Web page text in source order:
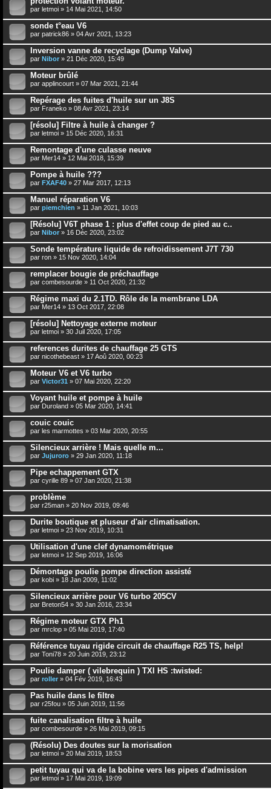
par letmoi » 14 Mai 2021, 14:50
sonde t°eau V6
par patrick86 » 04 Avr 2021, 13:23
Inversion vanne de recyclage (Dump Valve)
par Nibor » 21 Déc 2020, 15:49
Moteur brûlé
par applincourt » 07 Mar 2021, 21:44
Repérage des fuites d'huile sur un J8S
par Franeko » 08 Avr 2021, 23:14
[résolu] Filtre à huile à changer ?
par letmoi » 15 Déc 2020, 16:31
Remontage d'une culasse neuve
par Mer14 » 12 Mai 2018, 15:39
Pompe à huile ???
par FXAF40 » 27 Mar 2017, 12:13
Manuel réparation V6
par piemchien » 11 Jan 2021, 10:03
[Résolu] V6T phase 1 : plus d'effet coup de pied au c..
par Nibor » 16 Déc 2020, 23:02
Sonde température liquide de refroidissement J7T 730
par ron » 15 Nov 2020, 14:04
remplacer bougie de préchauffage
par combesourde » 11 Oct 2020, 21:32
Régime maxi du 2.1TD. Rôle de la membrane LDA
par Mer14 » 13 Oct 2017, 22:08
[résolu] Nettoyage externe moteur
par letmoi » 30 Juil 2020, 17:05
references durites de chauffage 25 GTS
par nicothebeast » 17 Aoû 2020, 00:23
Moteur V6 et V6 turbo
par Victor31 » 07 Mai 2020, 22:20
Voyant huile et pompe à huile
par Duroland » 05 Mar 2020, 14:41
couic couic
par les marmottes » 03 Mar 2020, 20:55
Silencieux arrière ! Mais quelle m...
par Jujuroro » 29 Jan 2020, 11:18
Pipe echappement GTX
par cyrille 89 » 07 Jan 2020, 21:38
problème
par r25man » 20 Nov 2019, 09:46
Durite boutique et pluseur d'air climatisation.
par letmoi » 23 Nov 2019, 10:31
Utilisation d'une clef dynamométrique
par letmoi » 12 Sep 2019, 16:06
Démontage poulie pompe direction assisté
par kobi » 18 Jan 2009, 11:02
Silencieux arrière pour V6 turbo 205CV
par Breton54 » 30 Jan 2016, 23:34
Régime moteur GTX Ph1
par mrclop » 05 Mai 2019, 17:40
Référence tuyau rigide circuit de chauffage R25 TS, help!
par Toni78 » 20 Juin 2019, 23:12
Poulie damper ( vilebrequin ) TXI HS :twisted:
par roller » 04 Fév 2019, 16:43
Pas huile dans le filtre
par r25fou » 05 Juin 2019, 11:56
fuite canalisation filtre à huile
par combesourde » 26 Mai 2019, 09:15
(Résolu) Des doutes sur la morisation
par letmoi » 20 Mai 2019, 18:53
petit tuyau qui va de la bobine vers les pipes d'admission
par letmoi » 17 Mai 2019, 19:09